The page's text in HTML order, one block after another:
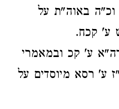
וכ"ה באוה"ת על
ע' קכח.
ע' קכ ובמאמרי
ע' רסא מיוסדים על